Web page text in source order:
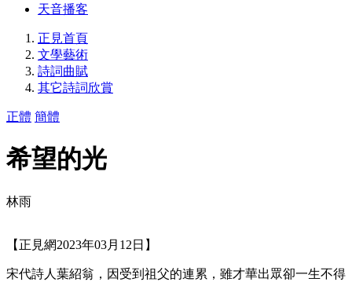
天音播客
正見首頁
文學藝術
詩詞曲賦
其它詩詞欣賞
正體 簡體
希望的光
林雨
【正見網2023年03月12日】
宋代詩人葉紹翁，因受到祖父的連累，雖才華出眾卻一生不得